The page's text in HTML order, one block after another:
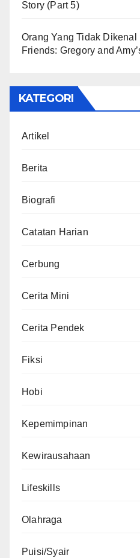
Story (Part 5)
Orang Yang Tidak Dikenal
Friends: Gregory and
KATEGORI
Artikel
Berita
Biografi
Catatan Harian
Cerbung
Cerita Mini
Cerita Pendek
Fiksi
Hobi
Kepemimpinan
Kewirausahaan
Lifeskills
Olahraga
Puisi/Syair